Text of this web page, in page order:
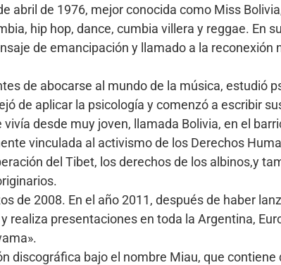
abril de 1976, mejor conocida como Miss
hip hop, dance, cumbia villera y reggae. En
de emancipación y llamado a la reconexión
de abocarse al mundo de la música, estudió
de aplicar la psicología y comenzó a escribir
desde muy joven, llamada Bolivia, en el
vinculada al activismo de los Derechos
del Tibet, los derechos de los albinos,y
de 2008. En el año 2011, después de haber
realiza presentaciones en toda la Argentina,
discográfica bajo el nombre Miau, que